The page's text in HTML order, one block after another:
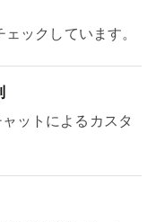
ックしています。
ットによるカスタ